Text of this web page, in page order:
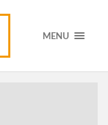
MENU